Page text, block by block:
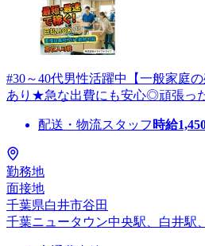
#30～40代男性活躍中【一般家庭
あり★急な出費にも安心◎頑張っ
配送・物流スタッフ 時給
勤務地
面接地
千葉県白井市谷田
千葉ニュータウン中央駅、白井駅